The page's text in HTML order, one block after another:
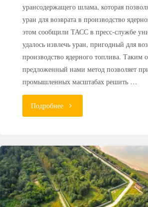
урансодержащего шлама, которая
уран для возврата в производство
этом сообщили ТАСС в пресс-службе
удалось извлечь уран, пригодный для
производство ядерного топлива. Таким
предложенный нами метод позволяет
промышленных масштабах решить …
Подробнее"Разработан
выделения
урана
из